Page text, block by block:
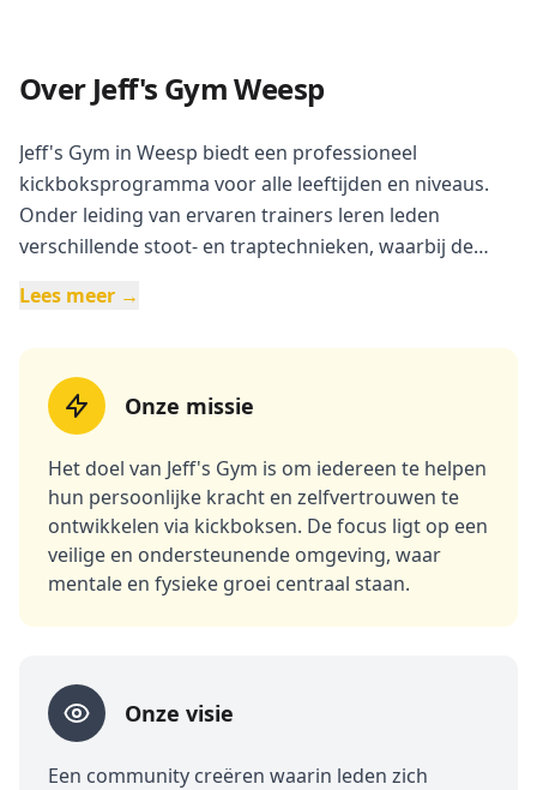
Over Jeff's Gym Weesp
Jeff's Gym in Weesp biedt een professioneel
kickboksprogramma voor alle leeftijden en niveaus.
Onder leiding van ervaren trainers leren leden
verschillende stoot- en traptechnieken, waarbij de
biedt groepslessen, personal training, en speciale
fysieke kracht, maar ook zelfvertrouwen en discipline,
wat bijdraagt aan een positieve mentale ontwikkeling.
Er worden regelmatig gratis proefweken en clinics
georganiseerd, vooral gericht op jeugd en dames.
Lees meer →
Onze missie
Het doel van Jeff's Gym is om iedereen te helpen
hun persoonlijke kracht en zelfvertrouwen te
ontwikkelen via kickboksen. De focus ligt op een
veilige en ondersteunende omgeving, waar
mentale en fysieke groei centraal staan.
Onze visie
Een community creëren waarin leden zich